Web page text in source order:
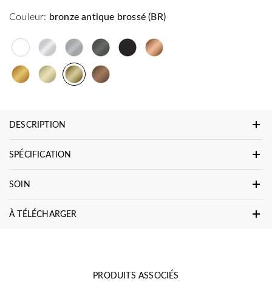
Couleur: bronze antique brossé (BR)
DESCRIPTION
SPÉCIFICATION
SOIN
À TÉLÉCHARGER
PRODUITS ASSOCIÉS